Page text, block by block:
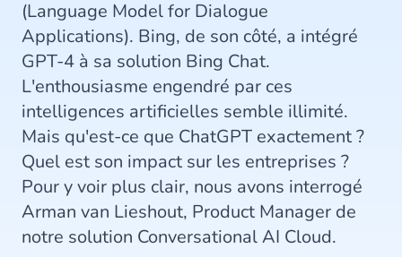
(Language Model for Dialogue
Applications). Bing, de son côté, a intégré
GPT-4 à sa solution Bing Chat.
L'enthousiasme engendré par ces
intelligences artificielles semble illimité.
Mais qu'est-ce que ChatGPT exactement ?
Quel est son impact sur les entreprises ?
Pour y voir plus clair, nous avons interrogé
Arman van Lieshout, Product Manager de
notre solution Conversational AI Cloud.